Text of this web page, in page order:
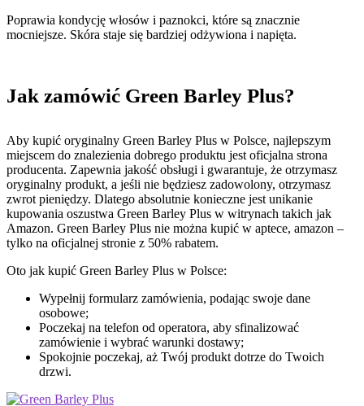
Poprawia kondycję włosów i paznokci, które są znacznie
mocniejsze. Skóra staje się bardziej odżywiona i napięta.
Jak zamówić Green Barley Plus?
Aby kupić oryginalny Green Barley Plus w Polsce, najlepszym
miejscem do znalezienia dobrego produktu jest oficjalna strona
producenta. Zapewnia jakość obsługi i gwarantuje, że otrzymasz
oryginalny produkt, a jeśli nie będziesz zadowolony, otrzymasz
zwrot pieniędzy. Dlatego absolutnie konieczne jest unikanie
kupowania oszustwa Green Barley Plus w witrynach takich jak
Amazon. Green Barley Plus nie można kupić w aptece, amazon –
tylko na oficjalnej stronie z 50% rabatem.
Oto jak kupić Green Barley Plus w Polsce:
Wypełnij formularz zamówienia, podając swoje dane
osobowe;
Poczekaj na telefon od operatora, aby sfinalizować
zamówienie i wybrać warunki dostawy;
Spokojnie poczekaj, aż Twój produkt dotrze do Twoich
drzwi.